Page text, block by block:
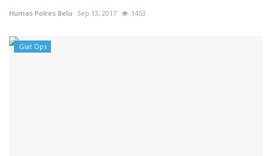
Humas Polres Belu Sep 13, 2017 1453
Giat Ops